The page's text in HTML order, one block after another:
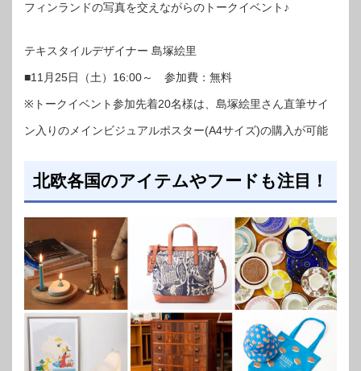
フィンランドの写真を交えながらのトークイベント♪
テキスタイルデザイナー 島塚絵里
■11月25日（土）16:00～ 参加費：無料
※トークイベント参加先着20名様は、島塚絵里さん直筆サイ
ン入りのメインビジュアルポスター(A4サイズ)の購入が可能
北欧各国のアイテムやフードも注目！